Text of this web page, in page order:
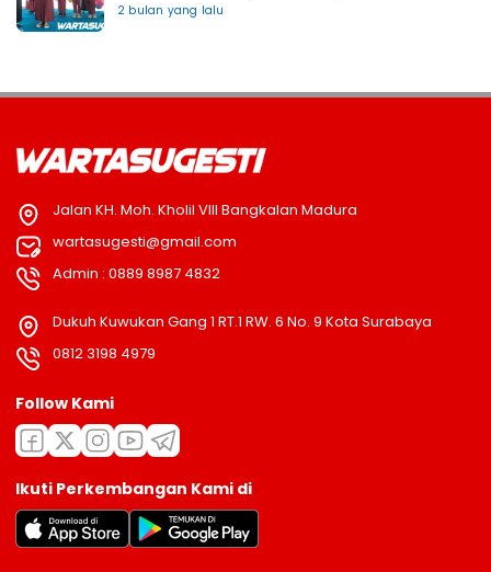
2 bulan yang lalu
Jalan KH. Moh. Kholil VIII Bangkalan Madura
wartasugesti@gmail.com
Admin : 0889 8987 4832
Dukuh Kuwukan Gang 1 RT.1 RW. 6 No. 9 Kota Surabaya
0812 3198 4979
Follow Kami
Ikuti Perkembangan Kami di